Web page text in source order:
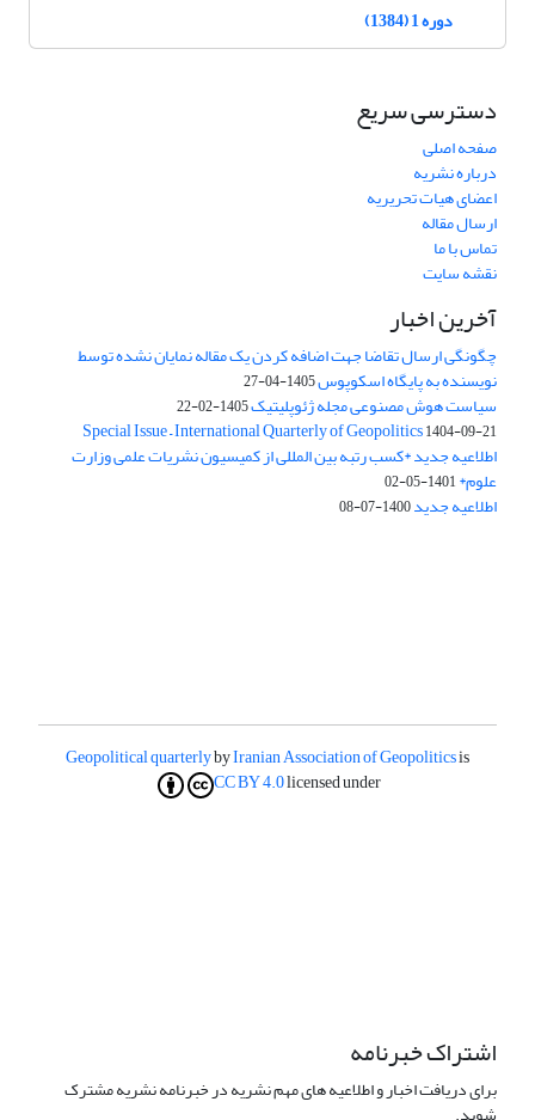
دوره 1 (1384)
دسترسی سریع
صفحه اصلی
درباره نشریه
اعضای هیات تحریریه
ارسال مقاله
تماس با ما
نقشه سایت
آخرین اخبار
چگونگی ارسال تقاضا جهت اضافه کردن یک مقاله نمایان نشده توسط
نویسنده به پایگاه اسکوپوس1405-04-27
سیاست هوش مصنوعی مجله ژئوپلیتیک1405-02-22
Special Issue – International Quarterly of Geopolitics1404-09-21
اطلاعیه جدید *کسب رتبه بین المللی از کمیسیون نشریات علمی وزارت
علوم*1401-05-02
اطلاعیه جدید1400-07-08
Geopolitical quarterlybyIranian Association of Geopoliticsis
licensed under
CC BY 4.0
اشتراک خبرنامه
برای دریافت اخبار و اطلاعیه های مهم نشریه در خبرنامه نشریه مشترک